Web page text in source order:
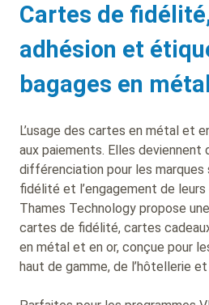
Cartes de
adhésion et
bagages en métal
L’usage des cartes en métal et
aux paiements. Elles
différenciation pour les
fidélité et l’engagement de leurs
Thames Technology propose
cartes de fidélité, cartes
en métal et en or, conçue pour
haut de gamme, de l’hôtellerie